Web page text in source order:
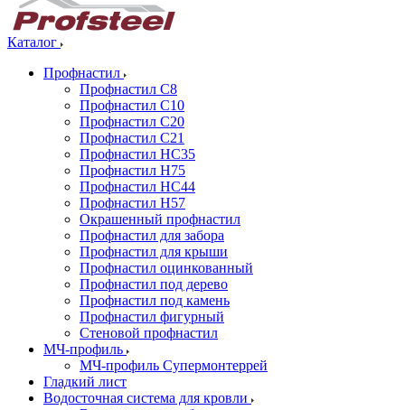
Каталог
Профнастил
Профнастил С8
Профнастил С10
Профнастил С20
Профнастил С21
Профнастил НС35
Профнастил Н75
Профнастил HC44
Профнастил Н57
Окрашенный профнастил
Профнастил для забора
Профнастил для крыши
Профнастил оцинкованный
Профнастил под дерево
Профнастил под камень
Профнастил фигурный
Стеновой профнастил
МЧ-профиль
МЧ-профиль Супермонтеррей
Гладкий лист
Водосточная система для кровли